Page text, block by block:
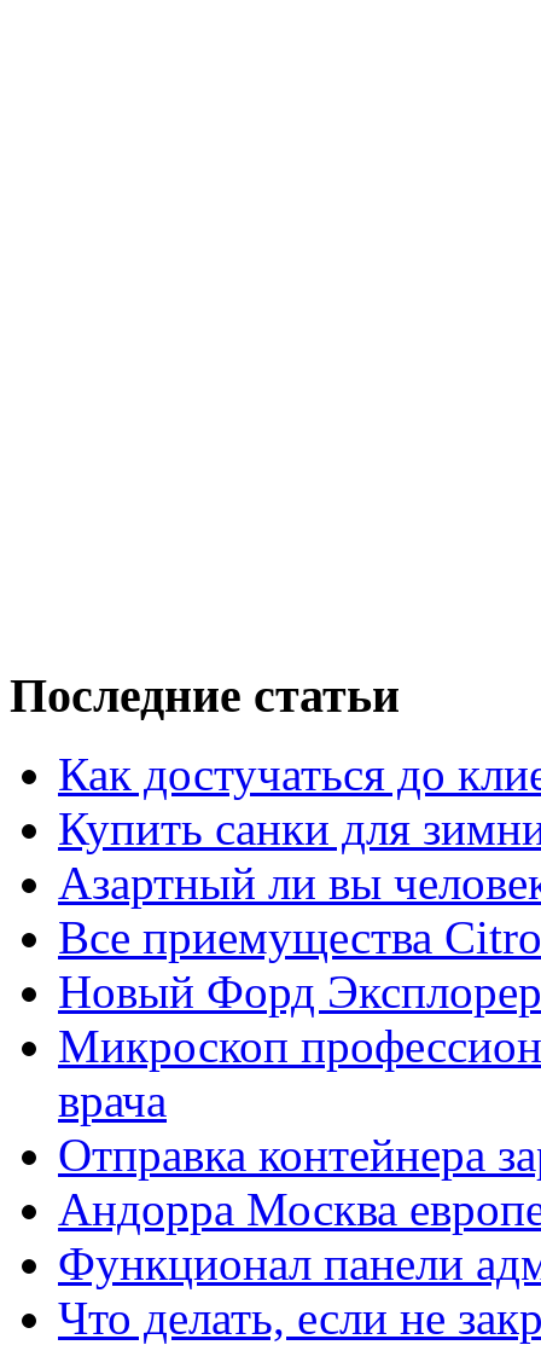
Последние статьи
Как достучаться до
Купить санки для
Азартный ли вы
Все приемущества
Новый Форд
Микроскоп
врача
Отправка контейнера
Андорра Москва
Функционал панели
Что делать, если не